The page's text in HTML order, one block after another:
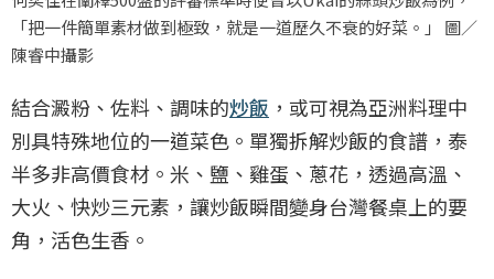
「把一件簡單素材做到極致，就是一道歷久不衰的好菜。」 圖／
陳睿中攝影
結合澱粉、佐料、調味的炒飯 ，或可視為亞洲料理中
別具特殊地位的一道菜色。單獨拆解炒飯的食譜，泰
半多非高價食材。米、鹽、雞蛋、蔥花，透過高溫、
大火、快炒三元素，讓炒飯瞬間變身台灣餐桌上的要
角，活色生香。